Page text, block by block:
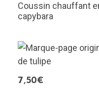
Coussin chauffant
capybara
7,50€